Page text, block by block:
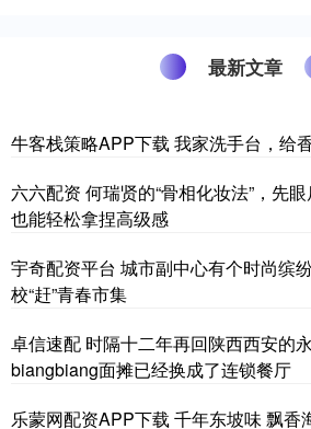
最新文章
牛客栈策略APP下载 我家洗手台，给
六六配资 何瑞贤的“骨相化妆法”，先
也能轻松拿捏高级感
宇奇配资平台 城市副中心有个时尚缤
校“赶”青春市集
卓信速配 时隔十二年再回陕西西安的
biangbiang面摊已经换成了连锁餐厅
乐蒙网配资APP下载 千年东坡味 飘香